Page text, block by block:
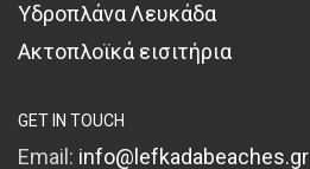
Υδροπλάνα Λευκάδα
Ακτοπλοϊκά εισιτήρια
GET IN TOUCH
Email: info@lefkadabeaches.gr